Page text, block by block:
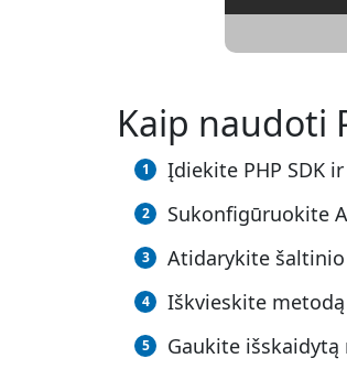
Kaip naudoti
Įdiekite PHP SDK
Sukonfigūruokite
Atidarykite šaltinio
Iškvieskite
Gaukite